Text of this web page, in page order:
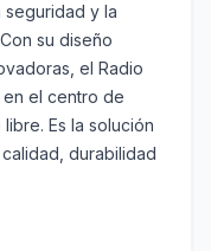
seguridad y la
su diseño
el Radio
el centro de
Es la solución
durabilidad